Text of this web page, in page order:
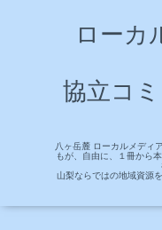
ローカ
協立コ
八ヶ岳麓 ローカルメディ
もが、自由に、１冊から
山梨ならではの地域資源